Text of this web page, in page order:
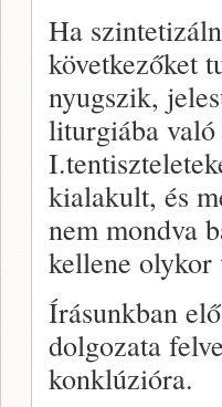
Ha
következőket
nyugszik,
liturgiába való
kialakult, és
nem mondva
kellene
Írásunkban
dolgozata
konklúzióra.